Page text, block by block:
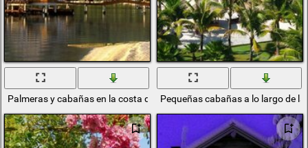
Palmeras y cabañas en la costa de una isla tropicalPequeñas cabañas a lo largo de